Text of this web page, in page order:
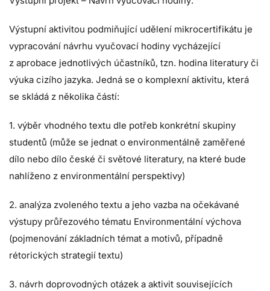
Výstupní aktivitou podmiňující udělení mikrocertifikátu je
vypracování návrhu vyučovací hodiny vycházející
z aprobace jednotlivých účastníků, tzn. hodina literatury či
výuka cizího jazyka. Jedná se o komplexní aktivitu, která
se skládá z několika částí:
1. výběr vhodného textu dle potřeb konkrétní skupiny
studentů (může se jednat o environmentálně zaměřené
dílo nebo dílo české či světové literatury, na které bude
nahlíženo z environmentální perspektivy)
2. analýza zvoleného textu a jeho vazba na očekávané
výstupy průřezového tématu Environmentální výchova
(pojmenování základních témat a motivů, případně
rétorických strategií textu)
3. návrh doprovodných otázek a aktivit souvisejících